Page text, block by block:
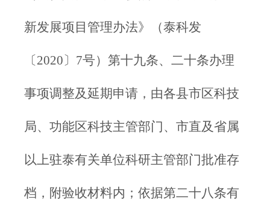
新发展项目管理办法》（泰科发
〔2020〕7号）第十九条、二十条办理
事项调整及延期申请，由各县市区科技
局、功能区科技主管部门、市直及省属
以上驻泰有关单位科研主管部门批准存
档，附验收材料内；依据第二十八条有